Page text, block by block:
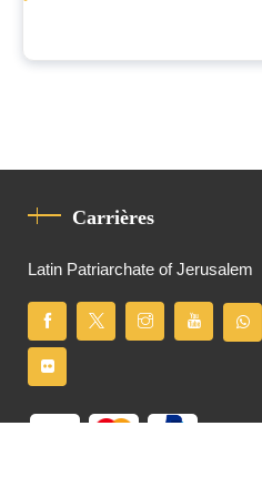
Carrières
Latin Patriarchate of Jerusalem